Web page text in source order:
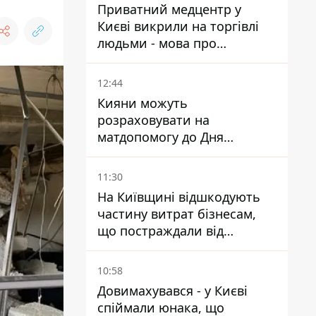
Приватний медцентр у
Києві викрили на торгівлі
людьми - мова про
сурогатне материнство
12:44
Кияни можуть
розраховувати на
матдопомогу до Дня
незалежності - кому її
дадуть
11:30
На Київщині відшкодують
частину витрат бізнесам,
що постраждали від
прильотів ракет
10:58
Довимахувався - у Києві
спіймали юнака, що